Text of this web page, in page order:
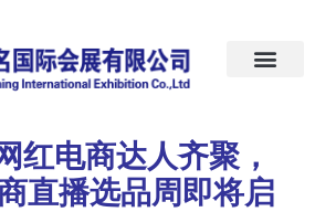
红电商达人齐聚，
直播选品周即将启